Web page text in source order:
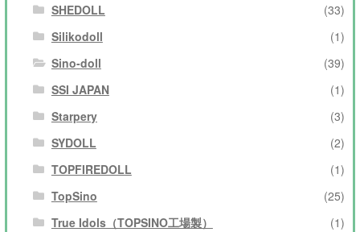
SHEDOLL
(33)
Silikodoll
(1)
Sino-doll
(39)
SSI JAPAN
(1)
Starpery
(3)
SYDOLL
(2)
TOPFIREDOLL
(1)
TopSino
(25)
True Idols（TOPSINO工場製）
(1)